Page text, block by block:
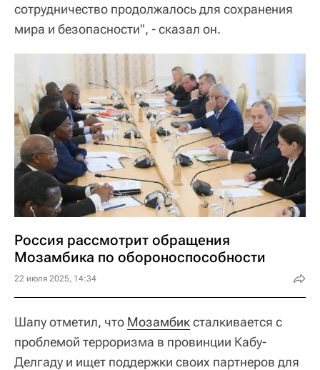
сотрудничество продолжалось для сохранения
мира и безопасности", - сказал он.
Россия рассмотрит обращения
Мозамбика по обороноспособности
22 июля 2025, 14:34
Шапу отметил, что Мозамбиксталкивается с
проблемой терроризма в провинции Кабу-
Делгаду и ищет поддержки своих партнеров для